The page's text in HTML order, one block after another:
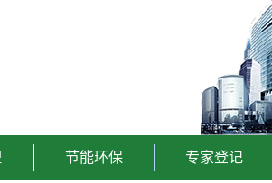
节能环保 专家登记